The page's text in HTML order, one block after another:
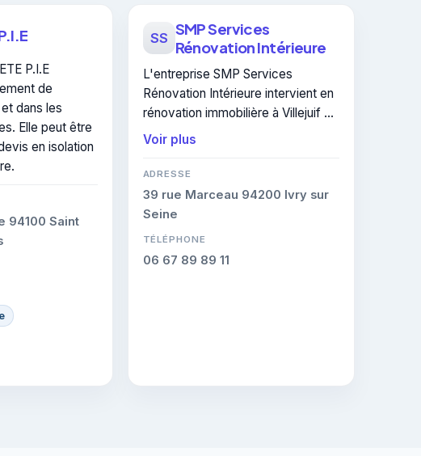
P.I.E
de
dans les
Elle peut être
en isolation
94100 Saint
SS SMP Services
Rénovation Intérieure
L'entreprise SMP Services
Rénovation Intérieure intervient en
rénovation immobilière à Villejuif et
dans les communes voisines. Ses
interventions couvrent le domaine
de isolation thermique intérieure.
Voir plus
ADRESSE
39 rue Marceau 94200 Ivry sur
Seine
TÉLÉPHONE
06 67 89 89 11